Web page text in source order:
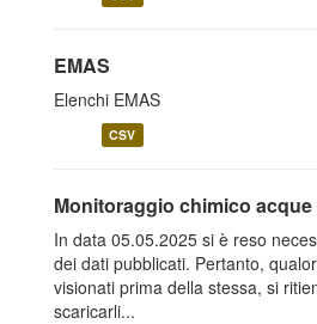
EMAS
Elenchi EMAS
CSV
Monitoraggio chimico
In data 05.05.2025 si è reso
dei dati pubblicati. Pertanto,
visionati prima della stessa, si
scaricarli...